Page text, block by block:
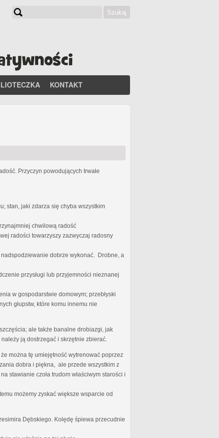
Szukaj
KONTAKT
Przyczyn powodujących trwałe
stan, jaki zdarza się chyba wszystkim
chwilową radość
radości towarzyszy zazwyczaj radosny
dobrze wykonać. Drobne, a
przysługi lub przyjemności nieznanej
w gospodarstwie domowym; przebłyski
głupstw, które komu innemu nie
ale także banalne drobiazgi, jak
ją dostrzegać i skrzętnie zbierać.
można tę umiejętność wytrenować poprzez
dobra i piękna, ale przede wszystkim z
stawianie czoła trudom właściwym starości i
możemy zyskać większe wsparcie od
Dębskiego. Kolędę śpiewa przecudnie